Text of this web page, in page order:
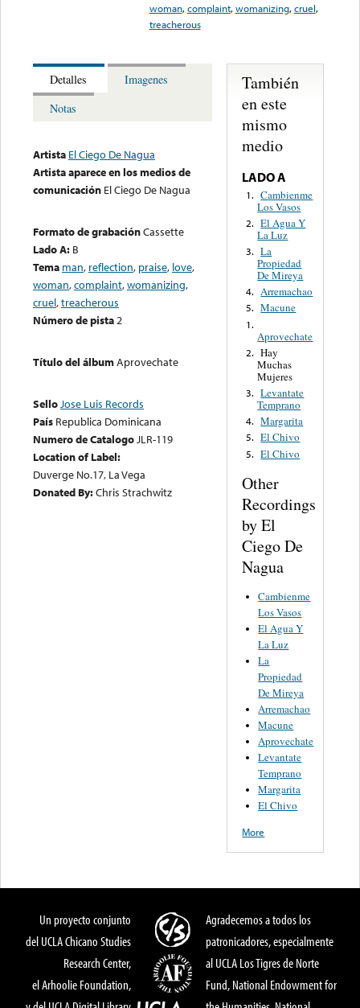
woman,complaint,womanizing,cruel,
treacherous
Detalles
Imagenes
Notas
Artista El Ciego De Nagua
Artista aparece en los medios de
comunicación El Ciego De Nagua
Formato de grabaciónCassette
Lado A: B
Tema man, reflection, praise, love,
woman,complaint,womanizing,
cruel,treacherous
Número de pista2
Título del álbumAprovechate
SelloJose Luis Records
País Republica Dominicana
Numero de CatalogoJLR-119
Location of Label:
Duverge No.17, La Vega
Donated By:Chris Strachwitz
También
en este
mismo
medio
LADO A
1. Cambienme
Los Vasos
2. El Agua Y
La Luz
3. La
Propiedad
De Mireya
4. Arremachao
5. Macune
1.
Aprovechate
2. Hay
Muchas
Mujeres
3. Levantate
Temprano
4. Margarita
5. El Chivo
5. El Chivo
Other
Recordings
by El
Ciego De
Nagua
Cambienme
Los Vasos
El Agua Y
La Luz
La
Propiedad
De Mireya
Arremachao
Macune
Aprovechate
Levantate
Temprano
Margarita
El Chivo
More
Un proyecto conjunto
del UCLA Chicano Studies
Research Center,
el Arhoolie Foundation,
Agradecemos a todos los
patronicadores, especialmente
al UCLA Los Tigres de Norte
Fund, National Endowment for